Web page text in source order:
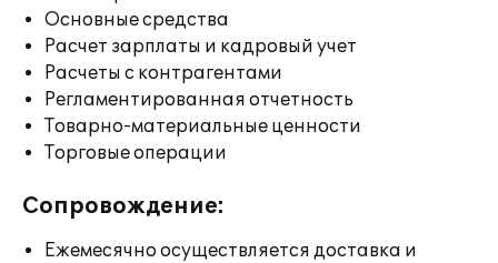
Основные средства
Расчет зарплаты и кадровый учет
Расчеты с контрагентами
Регламентированная отчетность
Товарно-материальные ценности
Торговые операции
Сопровождение:
Ежемесячно осуществляется доставка и